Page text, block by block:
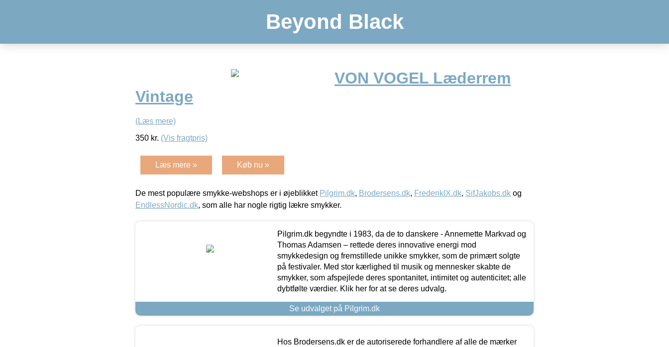
Beyond Black
VON VOGEL Læderrem
Vintage
(Læs mere)
350 kr. (Vis fragtpris)
Læs mere » Køb nu »
De mest populære smykke-webshops er i øjeblikket Pilgrim.dk, Brodersens.dk, FrederikIX.dk, SifJakobs.dk og
EndlessNordic.dk, som alle har nogle rigtig lækre smykker.
Pilgrim.dk begyndte i 1983, da de to danskere - Annemette Markvad og
Thomas Adamsen – rettede deres innovative energi mod
smykkedesign og fremstillede unikke smykker, som de primært solgte
på festivaler. Med stor kærlighed til musik og mennesker skabte de
smykker, som afspejlede deres spontanitet, intimitet og autenticitet; alle
dybtfølte værdier. Klik her for at se deres udvalg.
Se udvalget på Pilgrim.dk
Hos Brodersens.dk er de autoriserede forhandlere af alle de mærker